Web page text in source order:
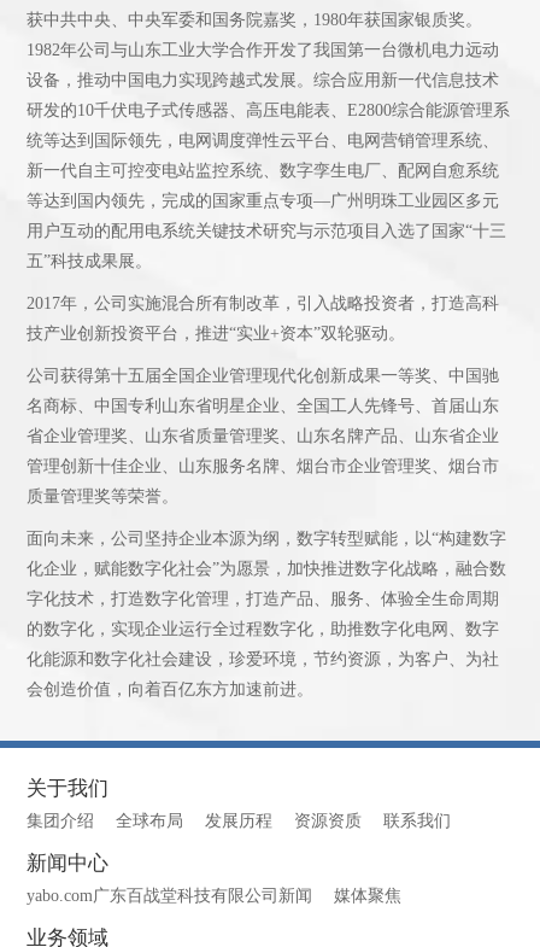
获中共中央、中央军委和国务院嘉奖，1980年获国家银质奖。
1982年公司与山东工业大学合作开发了我国第一台微机电力远动
设备，推动中国电力实现跨越式发展。综合应用新一代信息技术
研发的10千伏电子式传感器、高压电能表、E2800综合能源管理系
统等达到国际领先，电网调度弹性云平台、电网营销管理系统、
新一代自主可控变电站监控系统、数字孪生电厂、配网自愈系统
等达到国内领先，完成的国家重点专项—广州明珠工业园区多元
用户互动的配用电系统关键技术研究与示范项目入选了国家“十三
五”科技成果展。
2017年，公司实施混合所有制改革，引入战略投资者，打造高科
技产业创新投资平台，推进“实业+资本”双轮驱动。
公司获得第十五届全国企业管理现代化创新成果一等奖、中国驰
名商标、中国专利山东省明星企业、全国工人先锋号、首届山东
省企业管理奖、山东省质量管理奖、山东名牌产品、山东省企业
管理创新十佳企业、山东服务名牌、烟台市企业管理奖、烟台市
质量管理奖等荣誉。
面向未来，公司坚持企业本源为纲，数字转型赋能，以“构建数字
化企业，赋能数字化社会”为愿景，加快推进数字化战略，融合数
字化技术，打造数字化管理，打造产品、服务、体验全生命周期
的数字化，实现企业运行全过程数字化，助推数字化电网、数字
化能源和数字化社会建设，珍爱环境，节约资源，为客户、为社
会创造价值，向着百亿东方加速前进。
关于我们
集团介绍 全球布局 发展历程 资源资质 联系我们
新闻中心
yabo.com广东百战堂科技有限公司新闻 媒体聚焦
业务领域